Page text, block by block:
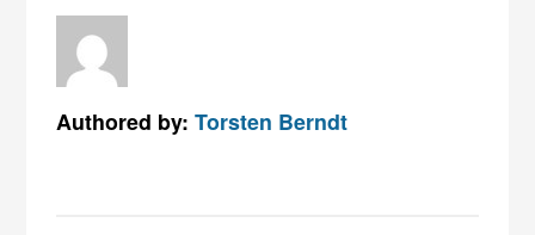
Authored by:Torsten Berndt